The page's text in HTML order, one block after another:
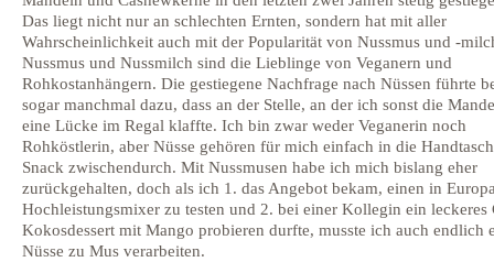
Das liegt nicht nur an schlechten Ernten, sondern hat mit aller
Wahrscheinlichkeit auch mit der Popularität von Nussmus und -
Nussmus und Nussmilch sind die Lieblinge von Veganern und
Rohkostanhängern. Die gestiegene Nachfrage nach Nüssen führte
sogar manchmal dazu, dass an der Stelle, an der ich sonst die
eine Lücke im Regal klaffte. Ich bin zwar weder Veganerin noch
Rohköstlerin, aber Nüsse gehören für mich einfach in die
Snack zwischendurch. Mit Nussmusen habe ich mich bislang eher
zurückgehalten, doch als ich 1. das Angebot bekam, einen in
Hochleistungsmixer zu testen und 2. bei einer Kollegin ein leckeres
Kokosdessert mit Mango probieren durfte, musste ich auch endlich
Nüsse zu Mus verarbeiten.